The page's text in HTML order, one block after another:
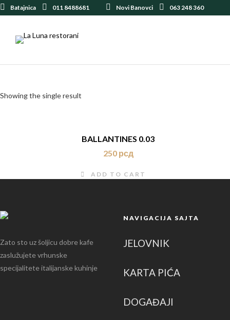
Batajnica 011 8488681 Novi Banovci 063 248 360
Showing the single result
BALLANTINES 0.03
250 рсд
ADD TO CART
Zato sto uz šoljicu dobre kafe
zaslužujete vrhunske
specijalitete italijanske kuhinje
NAVIGACIJA SAJTA
JELOVNIK
KARTA PIĆA
DOGAĐAJI